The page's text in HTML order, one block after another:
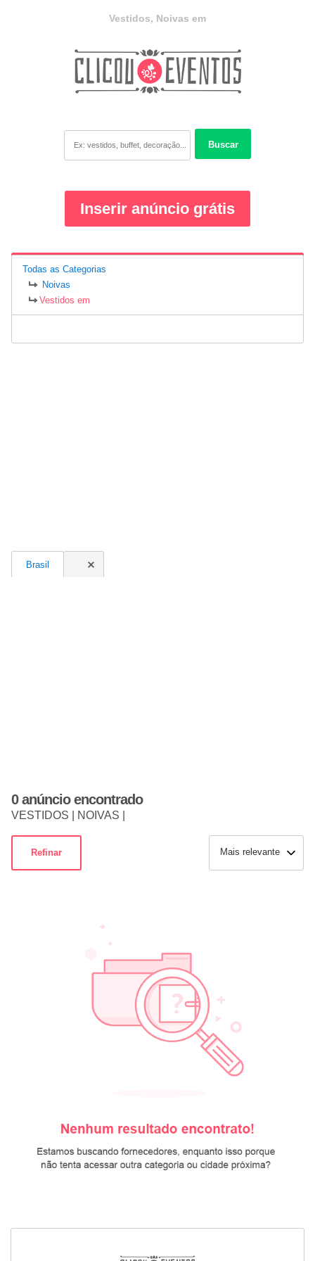
Vestidos, Noivas em
Buscar
Inserir anúncio grátis
Todas as Categorias
Noivas
Vestidos em
Brasil
0 anúncio encontrado
VESTIDOS | NOIVAS |
Refinar Mais relevante